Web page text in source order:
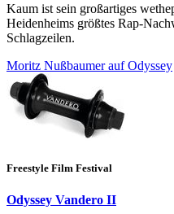
Kaum ist sein großartiges
Heidenheims größtes Rap-
Schlagzeilen.
Moritz Nußbaumer auf Odyssey
Freestyle Film Festival
Odyssey Vandero II